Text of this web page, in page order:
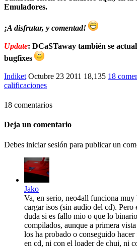
Emuladores.
¡A disfrutar, y comentad!
Update: DCaSTaway también se
bugfixes
Indiket Octubre 23 2011 18,135 18
calificaciones
18 comentarios
Deja un comentario
Debes iniciar sesión para publicar un
Jako
Va, en serio, neo4all funciona muy
cargar isos (sin audio del cd). Pero
duda si es fallo mio o que lo
compilados, aunque a primera
los ha probado o conseguido
en cd, ni con el loader de chui, ni